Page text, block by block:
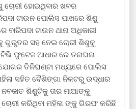
ଚୋରୀ ହୋଇଥିବାର ଖବର
ଟାଉନ ପୋଲିସ ପାଖରେ ଶିଶୁ
ବାରିପଦା ଟାଉନ ଥାନା ଅଧିକାରୀ
ଗୁରୁତର ସହ ନେଇ ଚୋରୀ ଶିଶୁକୁ
ଫୁଟେଜ ଆଧାର ରେ ତନାଘନା
ତିନିଘଣ୍ଟା ମଧ୍ୟରେ ପୋଲିସ
ସହିତ ବୈଶିଙ୍ଗା ନିକଟରୁ ଉଦ୍ଧାର
ଶିଶୁଟିକୁ ତାର ମାଆଙ୍କୁ
କରିଥିବା ମହିଳା ଙ୍କୁ ଗିରଫ କରିଛି